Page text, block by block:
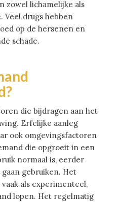
zowel lichamelijke als
Veel drugs hebben
op de hersenen en
schade.
die bijdragen aan het
Erfelijke aanleg
ook omgevingsfactoren
die opgroeit in een
normaal is, eerder
gebruiken. Het
als experimenteel,
lopen. Het regelmatig